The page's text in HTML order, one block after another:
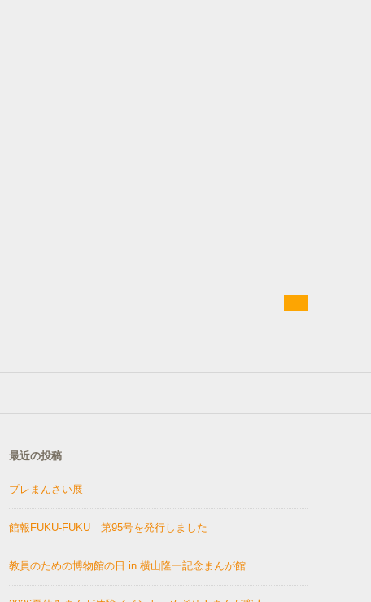
最近の投稿
プレまんさい展
館報FUKU-FUKU 第95号を発行しました
教員のための博物館の日 in 横山隆一記念まんが館